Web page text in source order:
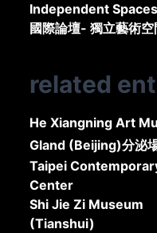
Independent Spaces
國際論壇- 獨立藝術
related
He Xiangning Art
Gland (Beijing)分泌
Taipei
Center
Shi Jie Zi Museum
(Tianshui)